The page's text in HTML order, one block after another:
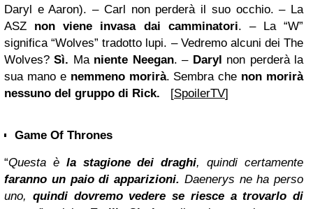
Daryl e Aaron). – Carl non perderà il suo occhio. – La
ASZ non viene invasa dai camminatori. – La “W”
significa “Wolves” tradotto lupi. – Vedremo alcuni dei The
Wolves?Sì. Maniente Neegan. – Daryl non perderà la
sua mano e nemmeno morirà. Sembra che non morirà
nessuno del gruppo di Rick. [SpoilerTV]
Game Of Thrones
“Questa è la stagione dei draghi, quindi certamente
faranno un paio di apparizioni. Daenerys ne ha perso
uno, quindi dovremo vedere se riesce a trovarlo di